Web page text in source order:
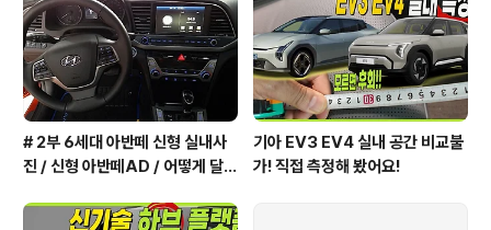
# 2부 6세대 아반떼 신형 실내사
진 / 신형 아반떼AD / 어떻게 달라
기아 EV3 EV4 실내 공간 비교불
가! 직접 측정해 봤어요!